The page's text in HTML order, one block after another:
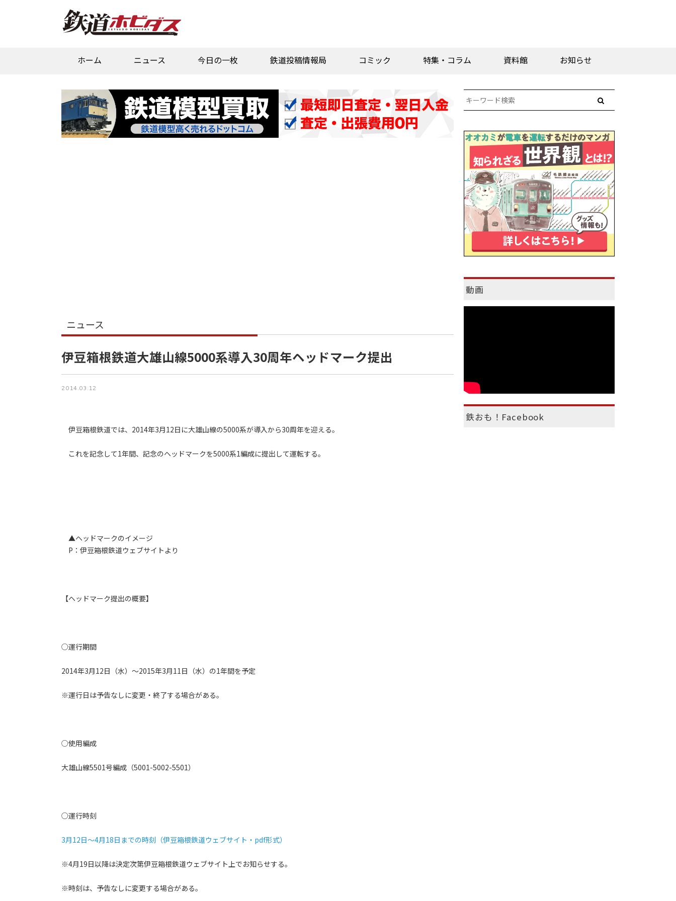
ホーム ニュース 今日の一枚 鉄道投稿情報局 コミック 特集・コラム 資料館 お知らせ
ニュース
伊豆箱根鉄道大雄山線5000系導入30周年ヘッドマーク提出
2014.03.12
伊豆箱根鉄道では、2014年3月12日に大雄山線の5000系が導入から30周年を迎える。
これを記念して1年間、記念のヘッドマークを5000系1編成に提出して運転する。
▲ヘッドマークのイメージ
P：伊豆箱根鉄道ウェブサイトより
【ヘッドマーク提出の概要】
○運行期間
2014年3月12日（水）～2015年3月11日（水）の1年間を予定
※運行日は予告なしに変更・終了する場合がある。
○使用編成
大雄山線5501号編成（5001-5002-5501）
○運行時刻
3月12日～4月18日までの時刻（伊豆箱根鉄道ウェブサイト・pdf形式）
※4月19日以降は決定次第伊豆箱根鉄道ウェブサイト上でお知らせする。
※時刻は、予告なしに変更する場合がある。
動画
鉄おも！Facebook